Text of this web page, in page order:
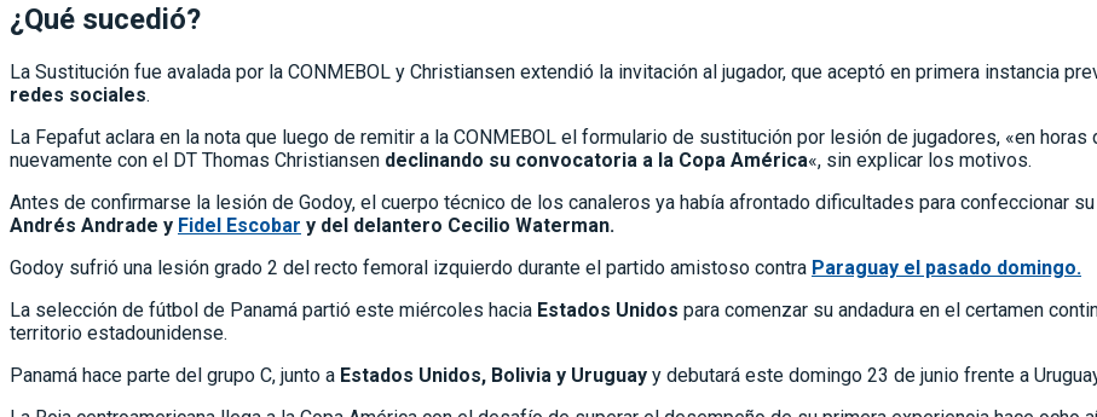
¿Qué sucedió?
La Sustitución fue avalada por la CONMEBOL y Christiansen extendió la invitación al jugador, que aceptó en primera instancia
redes sociales.
La Fepafut aclara en la nota que luego de remitir a la CONMEBOL el formulario de sustitución por lesión de jugadores, «en
nuevamente con el DT Thomas Christiansen declinando su convocatoria a la Copa América«, sin explicar los motivos.
Antes de confirmarse la lesión de Godoy, el cuerpo técnico de los canaleros ya había afrontado dificultades para confeccionar
Andrés Andrade y Fidel Escobar y del delantero Cecilio Waterman.
Godoy sufrió una lesión grado 2 del recto femoral izquierdo durante el partido amistoso contra Paraguay el pasado domingo.
La selección de fútbol de Panamá partió este miércoles hacia Estados Unidos para comenzar su andadura en el certamen
territorio estadounidense.
Panamá hace parte del grupo C, junto a Estados Unidos, Bolivia y Uruguay y debutará este domingo 23 de junio frente a